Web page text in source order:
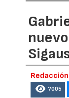
7005